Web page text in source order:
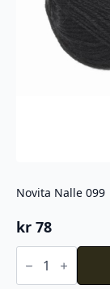
Novita Nalle 099
kr 78
Novita
Nalle